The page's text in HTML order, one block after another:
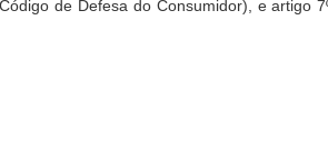
de Defesa do Consumidor), e artigo